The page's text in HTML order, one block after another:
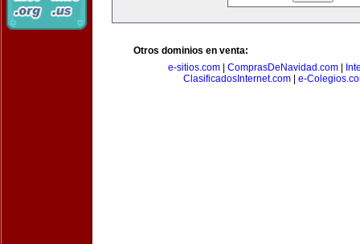
Otros dominios en venta:
e-sitios.com| ComprasDeNavidad.com|
ClasificadosInternet.com| e-